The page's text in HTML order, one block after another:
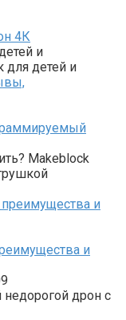
4К
и
для детей и
Makeblock
и
дрон с